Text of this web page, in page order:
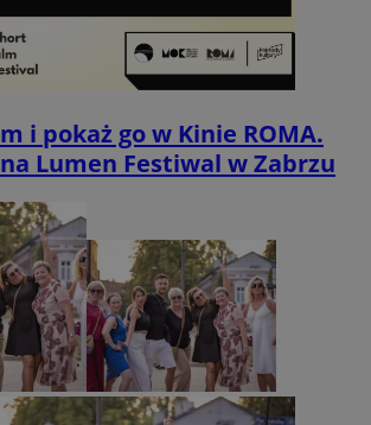
i pokaż go w Kinie ROMA.
Lumen Festiwal w Zabrzu